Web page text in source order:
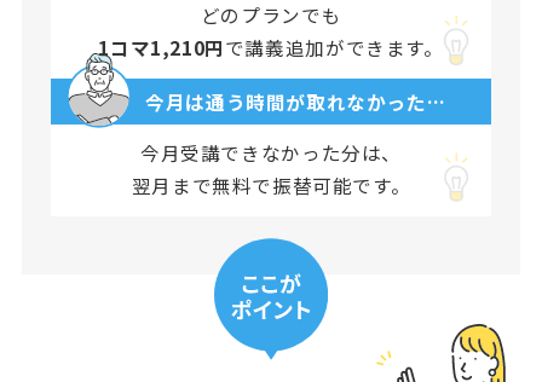
どのプランでも
1コマ1,210円で講義追加ができます。
今月は通う時間が取れなかった…
今月受講できなかった分は、
翌月まで無料で振替可能です。